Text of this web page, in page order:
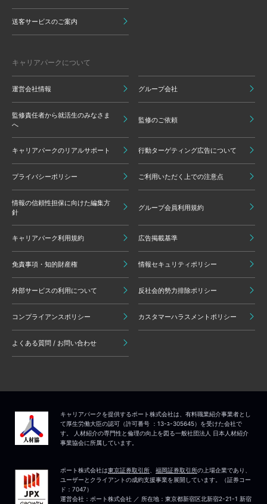
送客サービスのご案内
キャリアパークについて
運営会社情報 グループ会社
監修責任者から就活生のみなさま
へ
監修のご依頼
キャリアパークのリアルサポート 行動ターゲティング広告について
プライバシーポリシー ご利用いただく上での注意点
情報の信頼性担保に向けた編集方
針
グループ会員利用規約
キャリアパーク利用規約 広告掲載基準
免責事項・知的財産権 情報セキュリティポリシー
外部サービスの利用について 反社会的勢力排除ポリシー
コンプライアンスポリシー カスタマーハラスメントポリシー
よくある質問 / お問い合わせ